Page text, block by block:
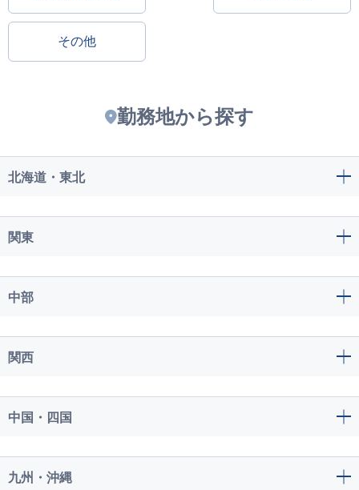
その他
勤務地から探す
北海道・東北
関東
中部
関西
中国・四国
九州・沖縄